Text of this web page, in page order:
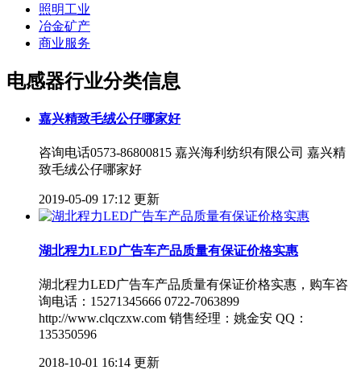
照明工业
冶金矿产
商业服务
电感器行业分类信息
嘉兴精致毛绒公仔哪家好
咨询电话0573-86800815 嘉兴海利纺织有限公司 嘉兴精
致毛绒公仔哪家好
2019-05-09 17:12 更新
湖北程力LED广告车产品质量有保证价格实惠
湖北程力LED广告车产品质量有保证价格实惠，购车咨
询电话：15271345666 0722-7063899
http://www.clqczxw.com 销售经理：姚金安 QQ：
135350596
2018-10-01 16:14 更新